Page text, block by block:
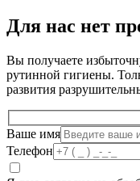
Для нас нет
Вы получаете
рутинной гигиены.
развития
Ваше имя
Телефон